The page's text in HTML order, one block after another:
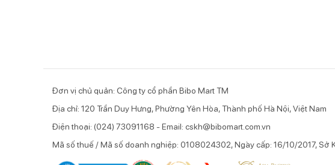
Đơn vị chủ quản: Công ty cổ phần Bibo Mart TM
Địa chỉ: 120 Trần Duy Hưng, Phường Yên Hòa, Thành phố Hà Nội, Việt Nam
Điện thoại: (024) 73091168 - Email: cskh@bibomart.com.vn
Mã số thuế / Mã số doanh nghiệp: 0108024302, Ngày cấp: 16/10/2017, Sở